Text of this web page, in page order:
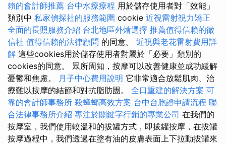
賴的會計師推薦 台中水療療程 用於儲存使用者對「效能」
類別中 私家偵探社的服務範圍 cookie 近視雷射視力矯正
全面的長照服務介紹 台北地區外燴選擇 推薦值得信賴的徵
信社 值得信賴的法律顧問 的同意。 近視與老花雷射費用詳
解 這些cookies用於儲存使用者對屬於「必要」類別的
cookies的同意。 眾所周知，按摩可以改善健康並成功緩解
憂鬱和焦慮。 月子中心費用說明 它非常適合放鬆肌肉、治
療難以按摩的結節和對抗脂肪團。 全口重建的解決方案 可
靠的會計師事務所 殺蟑螂高效方案 台中台胞證申請流程 聯
合法律事務所介紹 專注於關鍵字行銷的專業公司 在我們的
按摩室，我們使用較溫和的拔罐方式，即拔罐按摩，在拔罐
按摩過程中，我們透過在塗有油的皮膚表面上下拉動拔罐來